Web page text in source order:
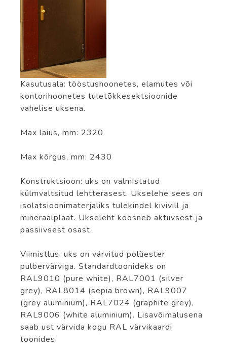
Kasutusala: tööstushoonetes, elamutes või
kontorihoonetes tuletõkkesektsioonide
vahelise uksena.
Max laius, mm: 2320
Max kõrgus, mm: 2430
Konstruktsioon: uks on valmistatud
külmvaltsitud lehtterasest. Ukselehe sees on
isolatsioonimaterjaliks tulekindel kivivill ja
mineraalplaat. Ukseleht koosneb aktiivsest ja
passiivsest osast.
Viimistlus: uks on värvitud polüester
pulbervärviga. Standardtoonideks on
RAL9010 (pure white), RAL7001 (silver
grey), RAL8014 (sepia brown), RAL9007
(grey aluminium), RAL7024 (graphite grey),
RAL9006 (white aluminium). Lisavõimalusena
saab ust värvida kogu RAL värvikaardi
toonides.